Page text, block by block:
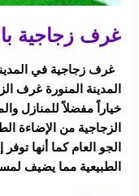
غرف زجاجية
غرف زجاجية في
المدينة المنورة غرف
خياراً مفضلاً للمنازل
الزجاجية من الإضاءة
الجو العام كما أنها
الطبيعية مما يضيف